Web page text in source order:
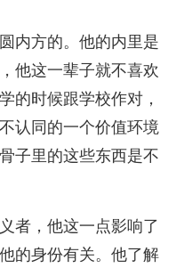
内方的。他的内里是
他这一辈子就不喜欢
的时候跟学校作对，
认同的一个价值环境
子里的这些东西是不
者，他这一点影响了
的身份有关。他了解